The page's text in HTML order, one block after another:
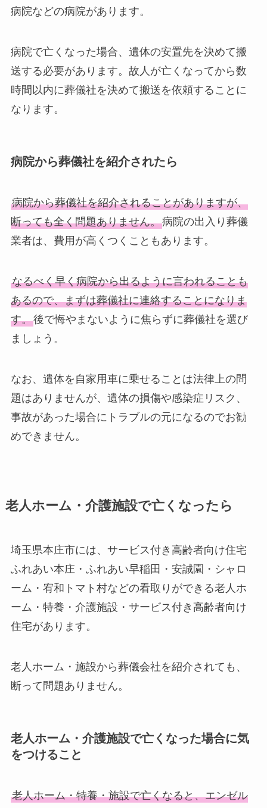
病院などの病院があります。
病院で亡くなった場合、遺体の安置先を決めて搬
送する必要があります。故人が亡くなってから数
時間以内に葬儀社を決めて搬送を依頼することに
なります。
病院から葬儀社を紹介されたら
病院から葬儀社を紹介されることがありますが、
断っても全く問題ありません。病院の出入り葬儀
業者は、費用が高くつくこともあります。
なるべく早く病院から出るように言われることも
あるので、まずは葬儀社に連絡することになりま
す。後で悔やまないように焦らずに葬儀社を選び
ましょう。
なお、遺体を自家用車に乗せることは法律上の問
題はありませんが、遺体の損傷や感染症リスク、
事故があった場合にトラブルの元になるのでお勧
めできません。
老人ホーム・介護施設で亡くなったら
埼玉県本庄市には、サービス付き高齢者向け住宅
ふれあい本庄・ふれあい早稲田・安誠園・シャロ
ーム・宥和トマト村などの看取りができる老人ホ
ーム・特養・介護施設・サービス付き高齢者向け
住宅があります。
老人ホーム・施設から葬儀会社を紹介されても、
断って問題ありません。
老人ホーム・介護施設で亡くなった場合に気
をつけること
老人ホーム・特養・施設で亡くなると、エンゼル